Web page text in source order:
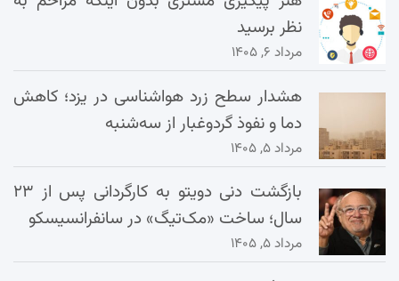
نظر برسید
مرداد ۶, ۱۴۰۵
هشدار سطح زرد هواشناسی در یزد؛ کاهش
دما و نفوذ گردوغبار از سه‌شنبه
مرداد ۵, ۱۴۰۵
بازگشت دنی دویتو به کارگردانی پس از ۲۳
سال؛ ساخت «مک‌تیگ» در سانفرانسیسکو
مرداد ۵, ۱۴۰۵